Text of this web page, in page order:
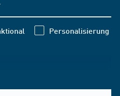
Personalisierung